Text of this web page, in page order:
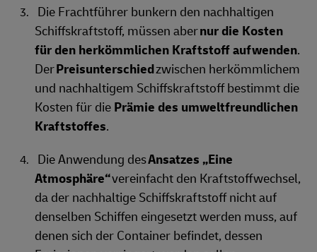
Die Frachtführer bunkern den nachhaltigen
Schiffskraftstoff, müssen abernur die Kosten
für den herkömmlichen Kraftstoff aufwenden.
DerPreisunterschiedzwischen herkömmlichem
und nachhaltigem Schiffskraftstoff bestimmt die
Kosten für die Prämie des umweltfreundlichen
Kraftstoffes.
Die Anwendung desAnsatzes „Eine
Atmosphäre“vereinfacht den Kraftstoffwechsel,
da der nachhaltige Schiffskraftstoff nicht auf
denselben Schiffen eingesetzt werden muss, auf
denen sich der Container befindet, dessen